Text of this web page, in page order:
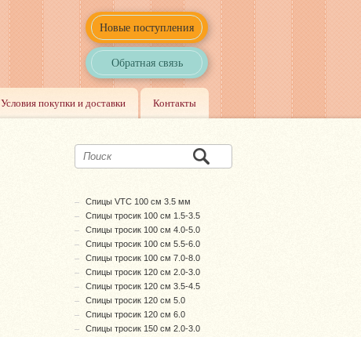
Новые поступления
Обратная связь
Условия покупки и доставки Контакты
Спицы VTC 100 см 3.5 мм
Спицы тросик 100 см 1.5-3.5
Спицы тросик 100 см 4.0-5.0
Спицы тросик 100 см 5.5-6.0
Спицы тросик 100 см 7.0-8.0
Спицы тросик 120 см 2.0-3.0
Спицы тросик 120 см 3.5-4.5
Спицы тросик 120 см 5.0
Спицы тросик 120 см 6.0
Спицы тросик 150 см 2.0-3.0